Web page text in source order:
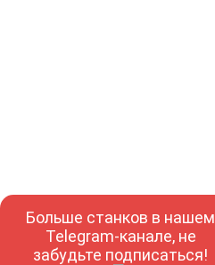
Больше станков в нашем
Telegram-канале, не
забудьте подписаться!